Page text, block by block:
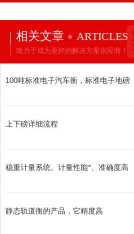
相关文章 ARTICLES
致力于成为更好的解决方案供应商！
100吨标准电子汽车衡，标准电子地磅
上下磅详细流程
稳重计量系统。计量性能*、准确度高
静态轨道衡的产品，它精度高